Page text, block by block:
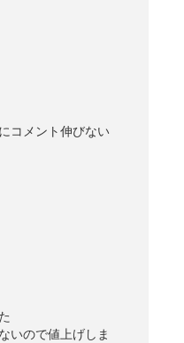
コメント伸びない
いので値上げしま